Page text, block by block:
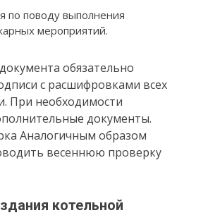
по поводу выполнения
мероприятий.
обязательно
с расшифровками всех
При необходимости
документы.
Аналогичным образом
весеннюю проверку
котельной